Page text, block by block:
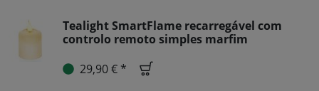
Tealight SmartFlame recarregável com
controlo remoto simples marfim
29,90 € *